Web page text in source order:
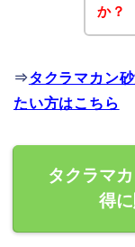
か？
⇒タクラマカン
たい方はこちら
タクラマ
得